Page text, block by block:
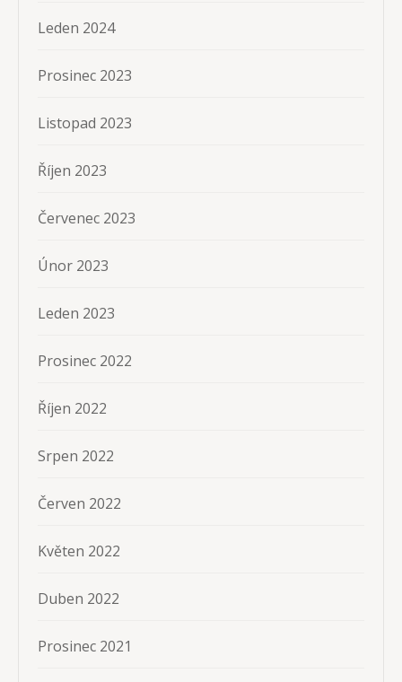
Leden 2024
Prosinec 2023
Listopad 2023
Říjen 2023
Červenec 2023
Únor 2023
Leden 2023
Prosinec 2022
Říjen 2022
Srpen 2022
Červen 2022
Květen 2022
Duben 2022
Prosinec 2021